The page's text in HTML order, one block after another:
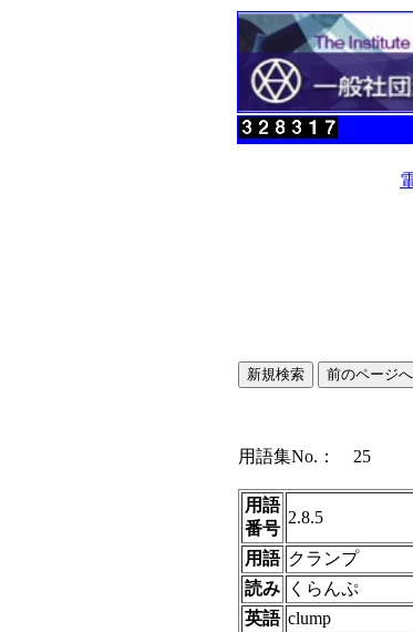
用語集No.： 25
用語
番号
2.8.5
用語 クランプ
読み
くらんぷ
英語 clump